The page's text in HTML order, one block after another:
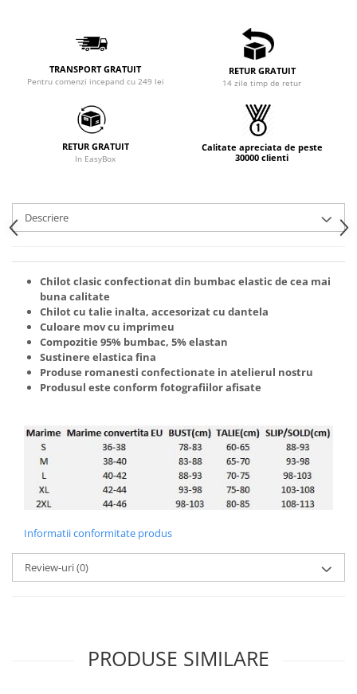
TRANSPORT GRATUIT
Pentru comenzi incepand cu 249 lei
RETUR GRATUIT
14 zile timp de retur
RETUR GRATUIT
In EasyBox
Calitate apreciata de peste
30000 clienti
Descriere
Chilot clasic confectionat din bumbac elastic de cea mai
buna calitate
Chilot cu talie inalta, accesorizat cu dantela
Culoare mov cu imprimeu
Compozitie 95% bumbac, 5% elastan
Sustinere elastica fina
Produse romanesti confectionate in atelierul nostru
Produsul este conform fotografiilor afisate
Informatii conformitate produs
Review-uri(0)
PRODUSE SIMILARE